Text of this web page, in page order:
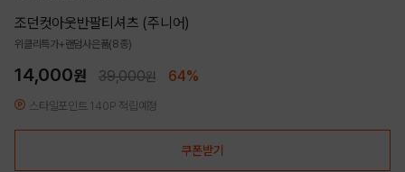
조던컷아웃반팔티셔츠 (주니어)
위클리특가+랜덤사은품(8종)
14,000원 39,000원 64%
스타일포인트 140P 적립예정
쿠폰받기